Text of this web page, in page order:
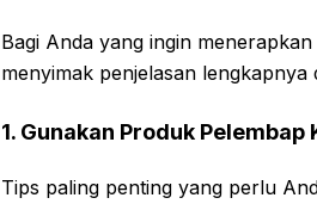
Bagi Anda yang ingin
menyimak penjelasan lengkapnya
1. Gunakan Produk
Tips paling penting yang perlu